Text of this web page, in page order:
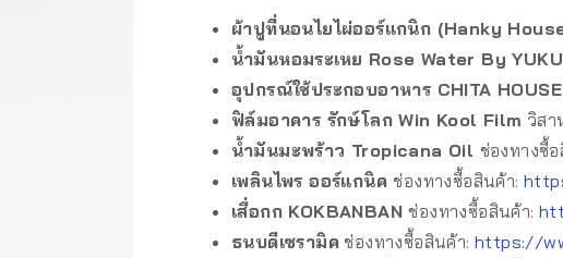
ผ้าปูที่นอนไยไผ่ออร์แกนิก (Hanky
น้ำมันหอมระเหย Rose Water By
อุปกรณ์ใช้ประกอบอาหาร CHITA HOUSE
ฟิล์มอาคาร รักษ์โลก Win Kool Film วิสา
น้ำมันมะพร้าว Tropicana Oil ช่องทางซื้
เพลินไพร ออร์แกนิคช่องทางซื้อสินค้า:
เสื่อกก KOKBANBANช่องทางซื้อสินค้า:
ธนบดีเซรามิค ช่องทางซื้อสินค้า:https://